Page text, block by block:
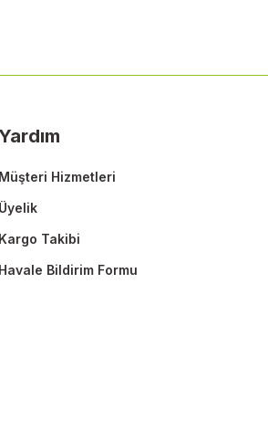
Gönder
Müşteri Hizmetleri
Üyelik
Kargo Takibi
Havale Bildirim Formu